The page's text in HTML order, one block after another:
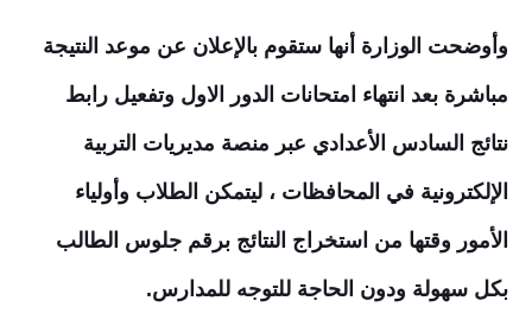
وأوضحت الوزارة أنها ستقوم بالإعلان عن موعد النتيجة
مباشرة بعد انتهاء امتحانات الدور الاول وتفعيل رابط
نتائج السادس الأعدادي عبر منصة مديريات التربية
الإلكترونية في المحافظات ، ليتمكن الطلاب وأولياء
الأمور وقتها من استخراج النتائج برقم جلوس الطالب
بكل سهولة ودون الحاجة للتوجه للمدارس.